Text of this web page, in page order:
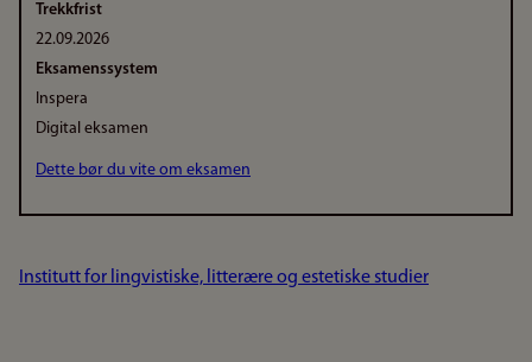
Trekkfrist
22.09.2026
Eksamenssystem
Inspera
Digital eksamen
Dette bør du vite om eksamen
Institutt for lingvistiske, litterære og estetiske studier